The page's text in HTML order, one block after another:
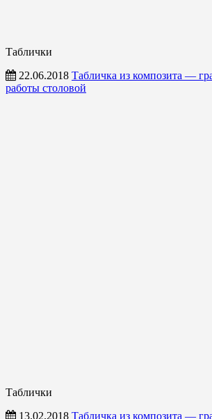
Таблички
22.06.2018 Табличка из композита —
работы столовой
Таблички
13.02.2018 Табличка из композита —